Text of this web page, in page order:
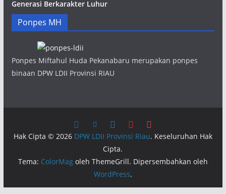
Generasi Berkarakter Luhur
Ponpes MH
Ponpes Miftahul Huda Pekanabaru merupakan ponpes
binaan DPW LDII Provinsi RIAU
Hak Cipta © 2026 DPW LDII Provinsi Riau. Keseluruhan Hak
Cipta.
Tema: ColorMagoleh ThemeGrill. Dipersembahkan oleh
WordPress.